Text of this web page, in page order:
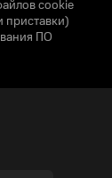
cookie
приставки)
ПО